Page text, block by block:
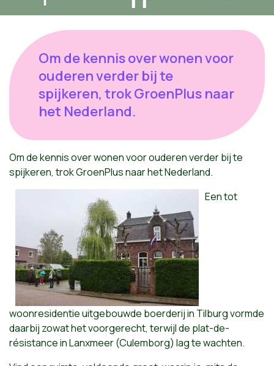
Om de kennis over wonen voor
ouderen verder bij te
spijkeren, trok GroenPlus naar
het Nederland.
Om de kennis over wonen voor ouderen verder bij te
spijkeren, trok GroenPlus naar het Nederland.
Een tot
woonresidentie uitgebouwde boerderij in Tilburg vormde
daarbij zowat het voorgerecht, terwijl de plat-de-
résistance in Lanxmeer (Culemborg) lag te wachten.